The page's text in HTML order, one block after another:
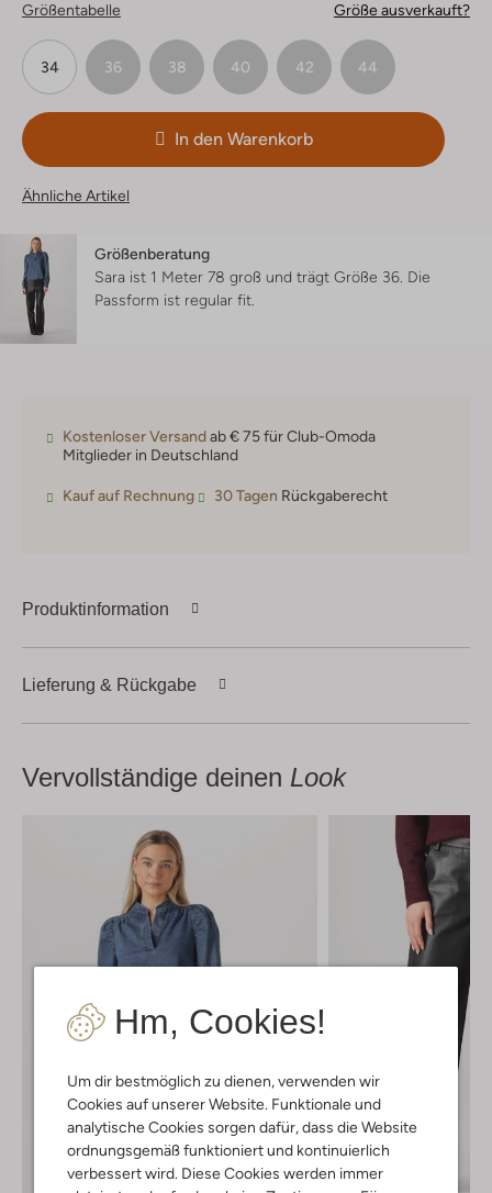
Hm, Cookies!
Um dir bestmöglich zu dienen, verwenden wir
Cookies auf unserer Website. Funktionale und
analytische Cookies sorgen dafür, dass die Website
ordnungsgemäß funktioniert und kontinuierlich
verbessert wird. Diese Cookies werden immer
Größentabelle Größe ausverkauft?
34 36 38 40 42 44
In den Warenkorb
Ähnliche Artikel
Größenberatung
Sara ist 1 Meter 78 groß und trägt Größe 36. Die
Passform ist regular fit
Kostenloser Versandab € 75 für Club-Omoda
Mitglieder in Deutschland
Kauf auf Rechnung 30 Tagen Rückgaberecht
Produktinformation
Lieferung & Rückgabe
Vervollständige deinen Look